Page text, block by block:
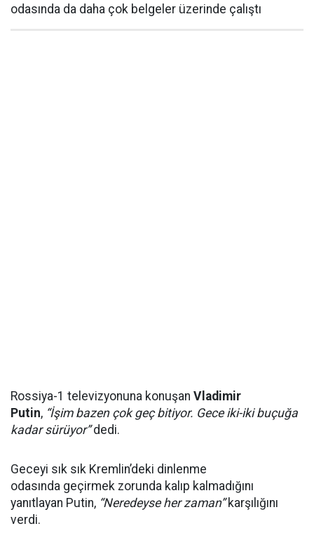
odasında da daha çok belgeler üzerinde çalıştı
Rossiya-1 televizyonuna konuşan Vladimir
Putin, “İşim bazen çok geç bitiyor. Gece iki-iki buçuğa
kadar sürüyor”dedi.
Geceyi sık sık Kremlin’deki dinlenme
odasında geçirmek zorunda kalıp kalmadığını
yanıtlayan Putin, “Neredeyse her zaman”karşılığını
verdi.